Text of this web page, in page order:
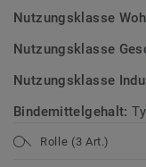
Nutzungsklasse
Nutzungsklasse
Nutzungsklasse
Bindemittelgehalt:
Rolle (3 Art.)